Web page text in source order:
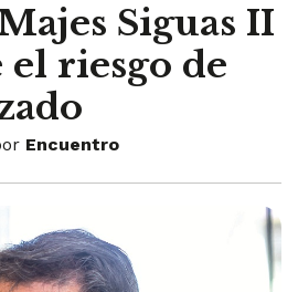
Siguas II
riesgo de
Encuentro